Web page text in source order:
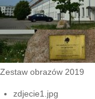
Zestaw obrazów 2019
zdjecie1.jpg